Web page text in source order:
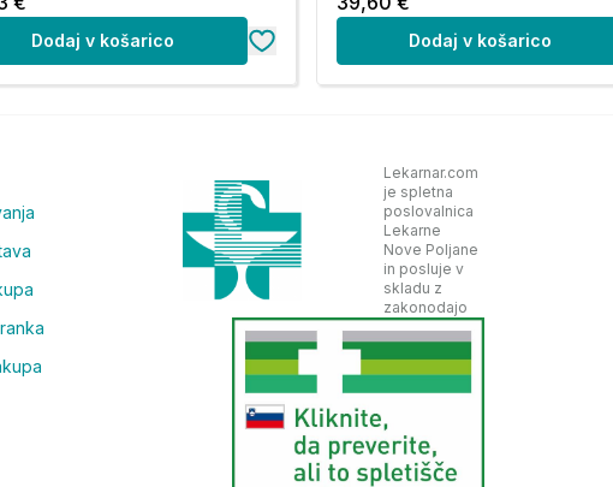
127,2 %
120 %
104 %
prostornine), izvleček spiruline (Spirulina maxima),
(Spinacia oleracea), izvleček artičoke (Cynara
železo, citronska kislina (sredstvo za uravnavanje
Dodaj v košarico Dodaj v košarico
Lekarnar.com
je spletna
poslovalnica
Lekarne
Nove Poljane
in posluje v
skladu z
zakonodajo